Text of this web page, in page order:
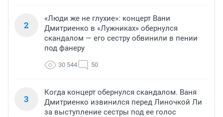
2
«Люди же не глухие»: концерт Вани
Дмитриенко в «Лужниках» обернулся
скандалом — его сестру обвинили в пении
под фанеру
30 544 50
3
Когда концерт обернулся скандалом. Ваня
Дмитриенко извинился перед Линочкой Ли
за выступление сестры под ее голос